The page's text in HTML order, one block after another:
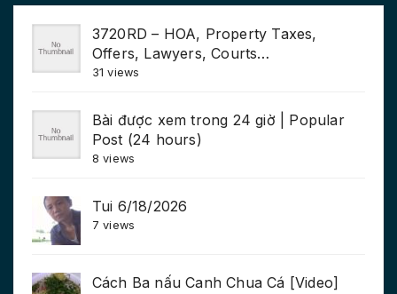
3720RD – HOA, Property Taxes,
Offers, Lawyers, Courts…
31 views
Bài được xem trong 24 giờ | Popular
Post (24 hours)
8 views
Tui 6/18/2026
7 views
Cách Ba nấu Canh Chua Cá [Video]